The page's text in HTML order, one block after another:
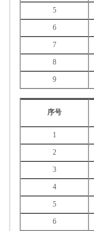
5
6
7
8
9
序号
1
2
3
4
5
6